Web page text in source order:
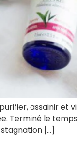
assainir et
Terminé le
[…]